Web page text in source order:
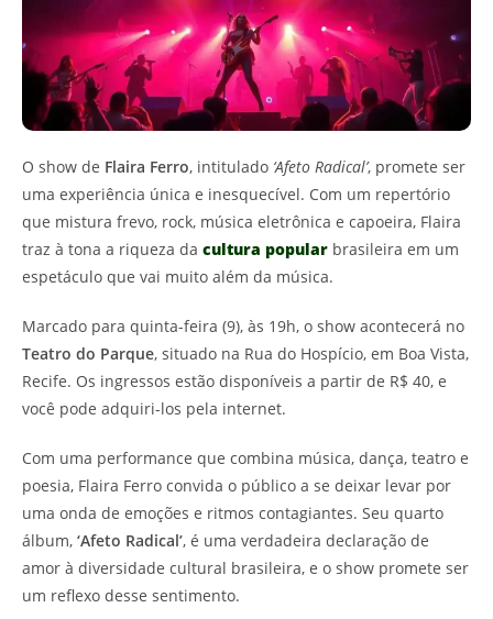
O show de Flaira Ferro, intitulado ‘Afeto Radical’, promete ser
uma experiência única e inesquecível. Com um repertório
que mistura frevo, rock, música eletrônica e capoeira, Flaira
traz à tona a riqueza da cultura popular brasileira em um
espetáculo que vai muito além da música.
Marcado para quinta-feira (9), às 19h, o show acontecerá no
Teatro do Parque, situado na Rua do Hospício, em Boa Vista,
Recife. Os ingressos estão disponíveis a partir de R$ 40, e
você pode adquiri-los pela internet.
Com uma performance que combina música, dança, teatro e
poesia, Flaira Ferro convida o público a se deixar levar por
uma onda de emoções e ritmos contagiantes. Seu quarto
álbum, ‘Afeto Radical’, é uma verdadeira declaração de
amor à diversidade cultural brasileira, e o show promete ser
um reflexo desse sentimento.